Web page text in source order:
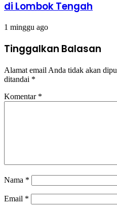
di Lombok Tengah
1 minggu ago
Tinggalkan Balasan
Alamat email Anda tidak akan
ditandai *
Komentar *
Nama *
Email *